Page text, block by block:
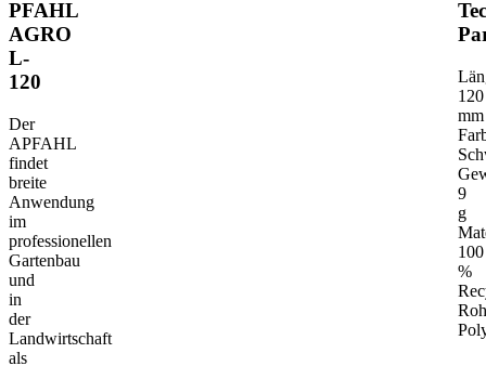
PFAHL
AGRO
L-
120
Der
APFAHL
findet
breite
Anwendung
im
professionellen
Gartenbau
und
in
der
Landwirtschaft
als
120
mm
9
g
100
%